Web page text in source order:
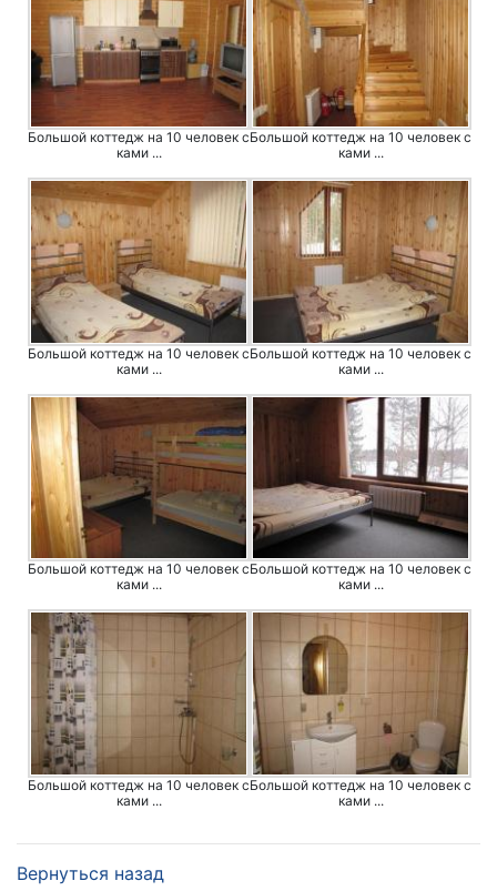
Большой коттедж на 10 человек с
ками ...
Большой коттедж на 10 человек с
ками ...
Большой коттедж на 10 человек с
ками ...
Большой коттедж на 10 человек с
ками ...
Большой коттедж на 10 человек с
ками ...
Большой коттедж на 10 человек с
ками ...
Большой коттедж на 10 человек с
ками ...
Большой коттедж на 10 человек с
ками ...
Вернуться назад